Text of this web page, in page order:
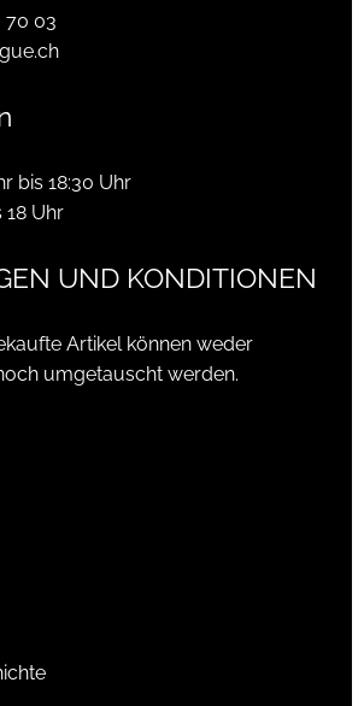
70 03
bis 18:30 Uhr
18 Uhr
UND KONDITIONEN
Artikel können weder
umgetauscht werden.